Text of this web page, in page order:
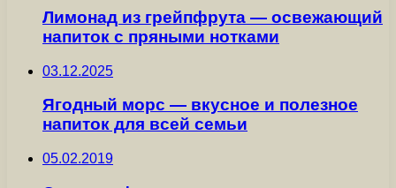
Лимонад из грейпфрута — освежающий
напиток с пряными нотками
03.12.2025
Ягодный морс — вкусное и полезное
напиток для всей семьи
05.02.2019